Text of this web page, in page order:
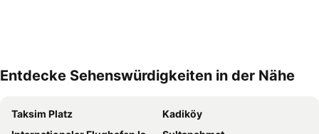
Entdecke Sehenswürdigkeiten in der Nähe
Taksim Platz
Kadiköy